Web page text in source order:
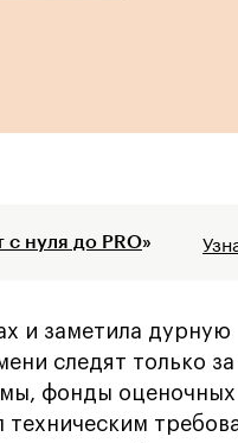
нуля до PRO»
и заметила дурную
следят только
фонды оценочных
техническим